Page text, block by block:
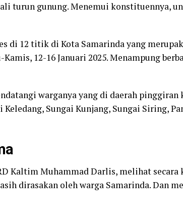
turun gunung. Menemui konstituennya,
di 12 titik di Kota Samarinda yang
12-16 Januari 2025. Menampung
warganya yang di daerah pinggiran
Keledang, Sungai Kunjang, Sungai Siring,
Kaltim Muhammad Darlis, melihat secara
dirasakan oleh warga Samarinda. Dan